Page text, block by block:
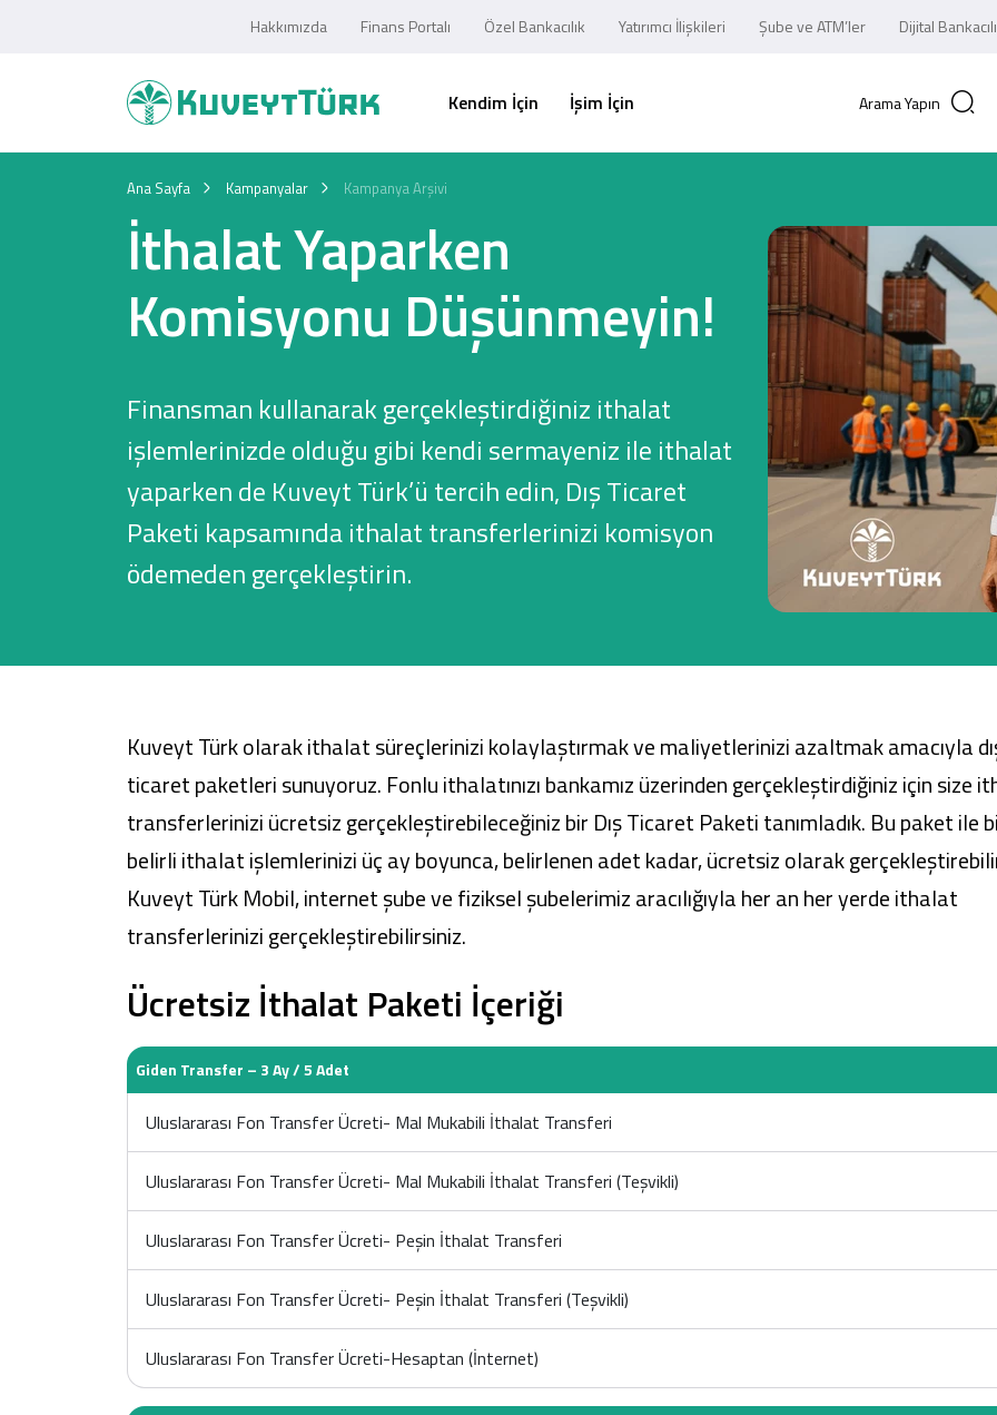
Hakkımızda Finans Portalı Özel Bankacılık Yatırımcı İlişkileri Şube ve ATM’ler Dijital
Kendim İçin İşim İçin Arama Yapın
Araç Finansmanı
Yatırım Fonları
Tarım Finansmanı
Ana Sayfa Kampanyalar Kampanya Arşivi
İthalat Yaparken
Komisyonu Düşünmeyin!
Finansman kullanarak gerçekleştirdiğiniz ithalat
işlemlerinizde olduğu gibi kendi sermayeniz ile ithalat
yaparken de Kuveyt Türk’ü tercih edin, Dış Ticaret
Paketi kapsamında ithalat transferlerinizi komisyon
ödemeden gerçekleştirin.
Kuveyt Türk olarak ithalat süreçlerinizi kolaylaştırmak ve maliyetlerinizi azaltmak amacıyla
ticaret paketleri sunuyoruz. Fonlu ithalatınızı bankamız üzerinden gerçekleştirdiğiniz için size
transferlerinizi ücretsiz gerçekleştirebileceğiniz bir Dış Ticaret Paketi tanımladık. Bu paket ile
belirli ithalat işlemlerinizi üç ay boyunca, belirlenen adet kadar, ücretsiz olarak
Kuveyt Türk Mobil, internet şube ve fiziksel şubelerimiz aracılığıyla her an her yerde ithalat
transferlerinizi gerçekleştirebilirsiniz.
Ücretsiz İthalat Paketi İçeriği
Giden Transfer – 3 Ay / 5 Adet
Uluslararası Fon Transfer Ücreti- Mal Mukabili İthalat Transferi
Uluslararası Fon Transfer Ücreti- Mal Mukabili İthalat Transferi (Teşvikli)
Uluslararası Fon Transfer Ücreti- Peşin İthalat Transferi
Uluslararası Fon Transfer Ücreti- Peşin İthalat Transferi (Teşvikli)
Uluslararası Fon Transfer Ücreti-Hesaptan (İnternet)